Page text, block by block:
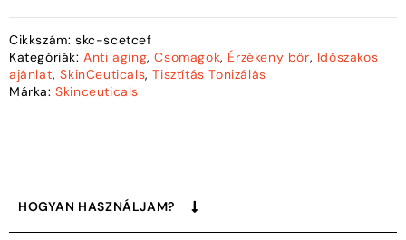
Cikkszám: skc-scetcef
Kategóriák:Anti aging,Csomagok, Érzékeny bőr, Időszakos
ajánlat,SkinCeuticals,Tisztítás Tonizálás
Márka:Skinceuticals
HOGYAN HASZNÁLJAM?